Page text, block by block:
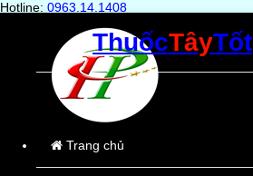
Hotline: 0963.14.1408
ThuốcTâyTốt
Trang chủ